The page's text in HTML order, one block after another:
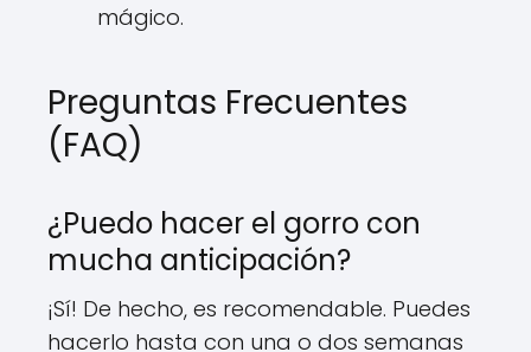
mágico.
Preguntas Frecuentes
(FAQ)
¿Puedo hacer el gorro con
mucha anticipación?
¡Sí! De hecho, es recomendable. Puedes
hacerlo hasta con una o dos semanas